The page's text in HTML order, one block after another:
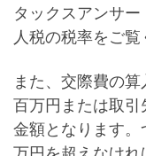
タックスアンサ
人税の税率をご覧
また、交際費の
百万円または取引
金額となります。